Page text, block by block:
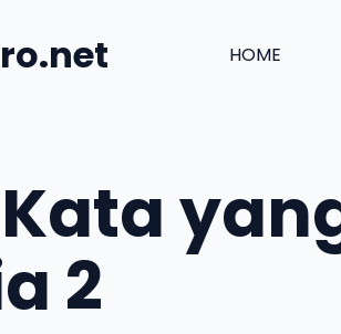
HOME
2